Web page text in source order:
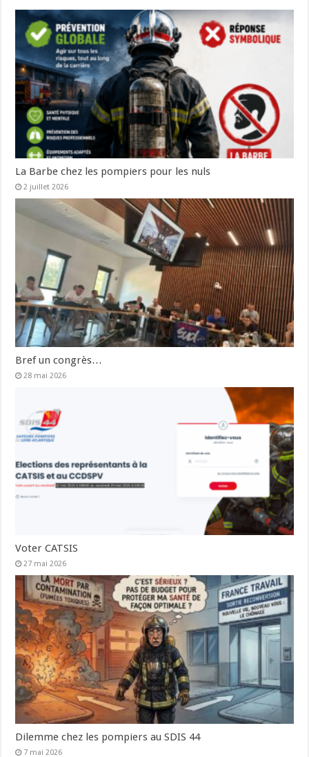
La Barbe chez les pompiers pour les nuls
2 juillet 2026
Bref un congrès…
28 mai 2026
Voter CATSIS
27 mai 2026
Dilemme chez les pompiers au SDIS 44
7 mai 2026